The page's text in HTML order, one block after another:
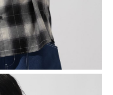
契約關係目的，商店將以您的個人
灣大哥大進項蒐集、處理及利用，
之確認、核對及更正。
https://oppay.tw/userRule
」之結帳頁面顯示為準，若有關於
關疑問，請聯繫「AFTEE先享後付
support/home
「AFTEE先享後付」服務完成之交
料，並將交易相關給付款項請求債
網址：
人或監護人之同意方可使用
運費
運費